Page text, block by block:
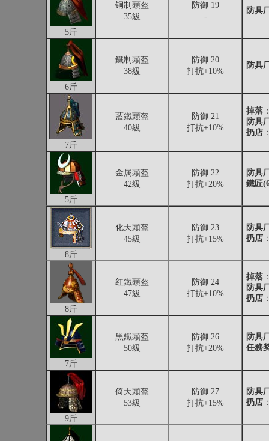
5斤
铜制頭盔
35級
防御 19
-
防具
6斤
鐵制頭盔
38級
防御 20
打抗+10%
防具
7斤
藍鐵頭盔
40級
防御 21
打抗+10%
掉落
防具
扔店
5斤
金属頭盔
42級
防御 22
打抗+20%
防具
鐵匠
8斤
化天頭盔
45級
防御 23
打抗+15%
防具
扔店
8斤
红鐵頭盔
47級
防御 24
打抗+10%
掉落
防具
扔店
7斤
黑鐵頭盔
50級
防御 26
打抗+20%
防具
任務
9斤
倚天頭盔
53級
防御 27
打抗+15%
防具
扔店